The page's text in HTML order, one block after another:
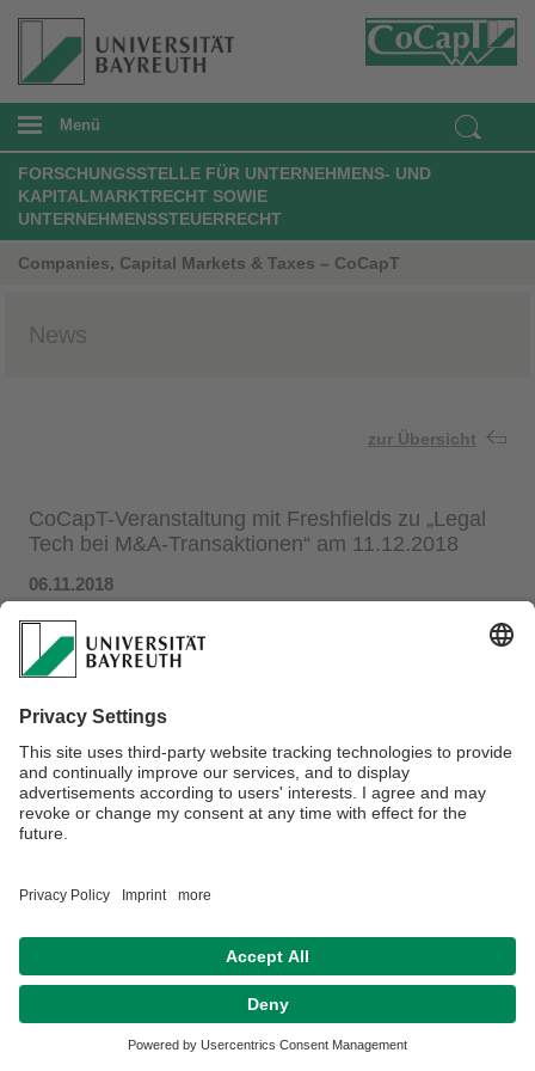
Menü
FORSCHUNGSSTELLE FÜR UNTERNEHMENS- UND
KAPITALMARKTRECHT SOWIE
UNTERNEHMENSSTEUERRECHT
Companies, Capital Markets & Taxes – CoCapT
News
zur Übersicht
CoCapT-Veranstaltung mit Freshfields zu „Legal
Tech bei M&A-Transaktionen“ am 11.12.2018
06.11.2018
Weitere Informationen finden Sie
Datenschutz / Disclaimer Impressum Hausordnung
Kontakt
Barrierefreiheitserklärung